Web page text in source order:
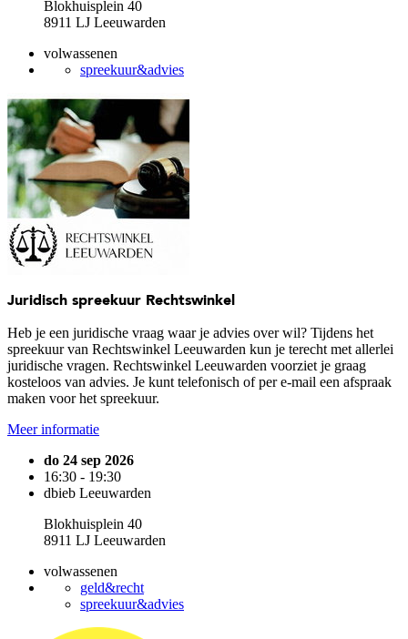
Blokhuisplein 40
8911 LJ Leeuwarden
volwassenen
spreekuur&advies
Juridisch spreekuur Rechtswinkel
Heb je een juridische vraag waar je advies over wil? Tijdens het
spreekuur van Rechtswinkel Leeuwarden kun je terecht met allerlei
juridische vragen. Rechtswinkel Leeuwarden voorziet je graag
kosteloos van advies. Je kunt telefonisch of per e-mail een afspraak
maken voor het spreekuur.
Meer informatie
do 24 sep 2026
16:30 - 19:30
dbieb Leeuwarden
Blokhuisplein 40
8911 LJ Leeuwarden
volwassenen
geld&recht
spreekuur&advies